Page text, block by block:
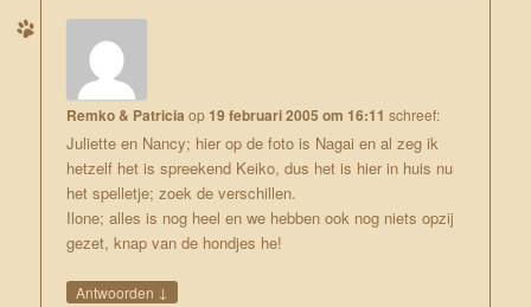
Remko & Patricia op 19 februari 2005 om 16:11 schreef:
Juliette en Nancy; hier op de foto is Nagai en al zeg ik
hetzelf het is spreekend Keiko, dus het is hier in huis nu
het spelletje; zoek de verschillen.
Ilone; alles is nog heel en we hebben ook nog niets opzij
gezet, knap van de hondjes he!
Antwoorden ↓